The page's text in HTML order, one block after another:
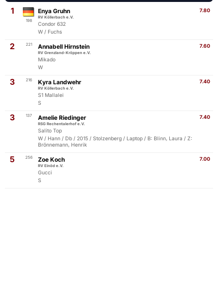
1
198
7.80
Enya Gruhn
RV Köllerbach e.V.
Condor 632
W / Fuchs
2 221 7.60
Annabell Hirnstein
RV Grenzland-Kröppen e.V.
Mikado
W
3 216 7.40
Kyra Landwehr
RV Köllerbach e.V.
S1 Mallalei
S
3 137 7.40
Amelie Riedinger
RSG Rechentalerhof e.V.
Salito Top
W / Hann / Db / 2015 / Stolzenberg / Laptop / B: Blinn, Laura / Z:
Brönnemann, Henrik
5 256 7.00
Zoe Koch
RV Einöd e.V.
Gucci
S